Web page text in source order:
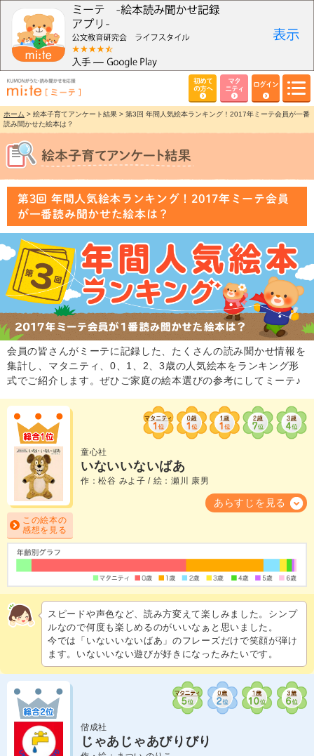
初めて
の方へ
マタ
ニティ
ログイン
ホーム > 絵本子育てアンケート結果 > 第3回 年間人気絵本ランキング！2017年ミーテ会員が一番
読み聞かせた絵本は？
第3回 年間人気絵本ランキング！2017年ミーテ会員
が一番読み聞かせた絵本は？
会員の皆さんがミーテに記録した、たくさんの読み聞かせ情報を
集計し、マタニティ、0、1、2、3歳の人気絵本をランキング形
式でご紹介します。ぜひご家庭の絵本選びの参考にしてミーテ♪
この絵本の
感想を見る
童心社
いないいないばあ
作：松谷 みよ子 / 絵：瀬川 康男
あらすじを見る
スピードや声色など、読み方変えて楽しみました。シンプ
ルなので何度も楽しめるのがいいなぁと思いました。
今では「いないいないばあ」のフレーズだけで笑顔が弾け
ます。いないいない遊びが好きになったみたいです。
偕成社
じゃあじゃあびりびり